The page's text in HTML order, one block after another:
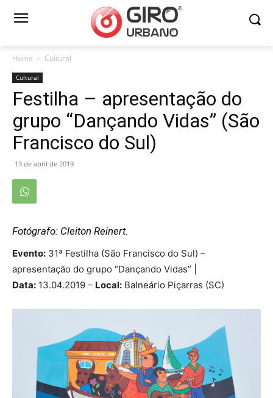
Home Cultural
Cultural
Festilha – apresentação do
grupo “Dançando Vidas” (São
Francisco do Sul)
13 de abril de 2019
Fotógrafo: Cleiton Reinert.
Evento: 31ª Festilha (São Francisco do Sul) –
apresentação do grupo “Dançando Vidas” |
Data: 13.04.2019 – Local: Balneário Piçarras (SC)